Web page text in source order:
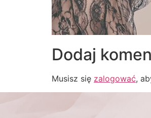
Dodaj
Musisz się zalogować,